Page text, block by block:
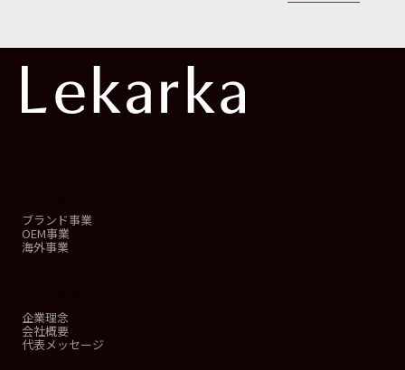
ブランド事業
OEM事業
海外事業
企業理念
会社概要
代表メッセージ